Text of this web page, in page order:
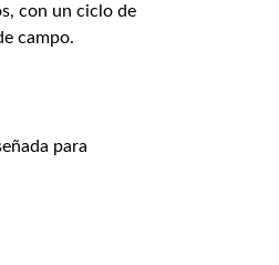
con un ciclo de
campo.
para